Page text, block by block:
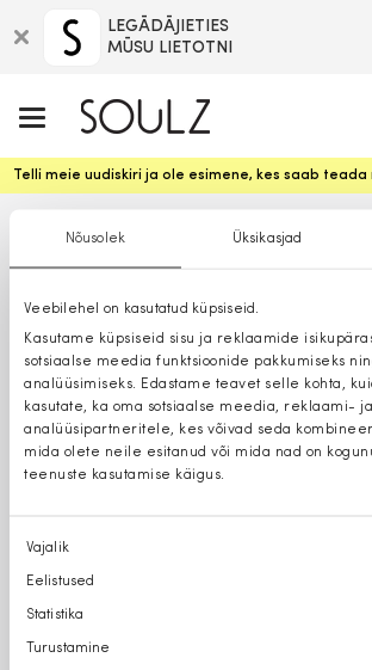
Nõusolek Üksikasjad
Veebilehel on kasutatud küpsiseid.
Kasutame küpsiseid sisu ja reklaamide
sotsiaalse meedia funktsioonide pakkumiseks
analüüsimiseks. Edastame teavet selle kohta,
kasutate, ka oma sotsiaalse meedia, reklaami- ja
analüüsipartneritele, kes võivad seda
mida olete neile esitanud või mida nad on
teenuste kasutamise käigus.
Nõusoleku
valik
Vajalik
Eelistused
Statistika
Turustamine
LEGĀDĀJIETIES
MŪSU LIETOTNI
Telli meie uudiskiri ja ole esimene, kes saab teada